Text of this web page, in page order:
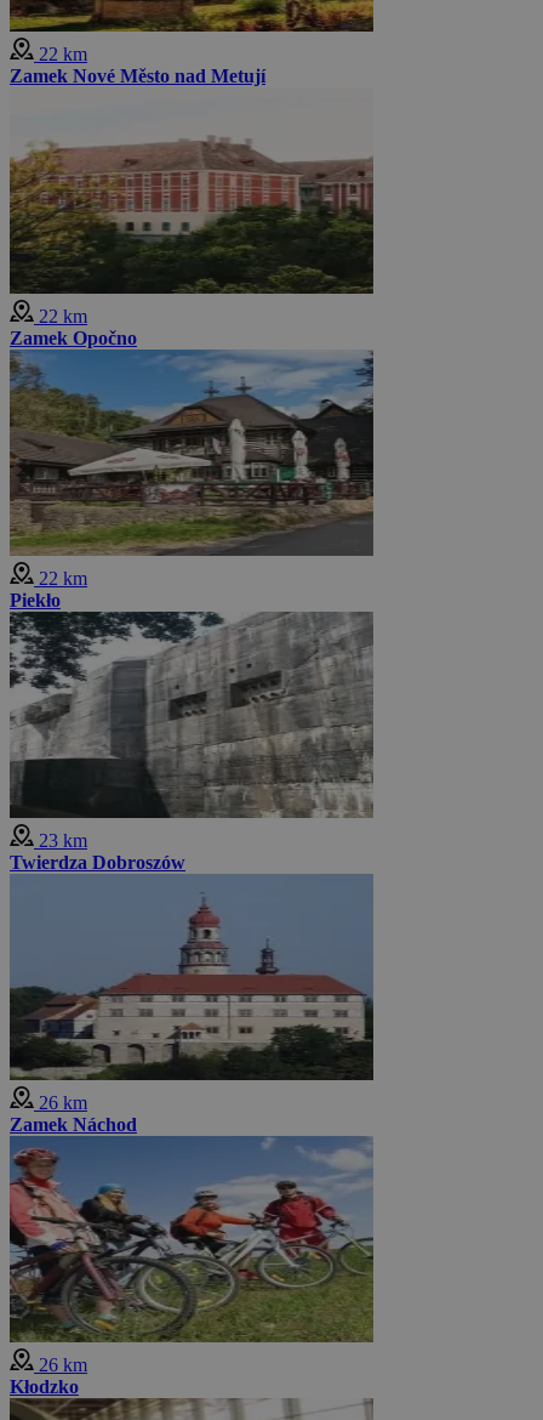
22 km
Zamek Nové Město nad Metují
22 km
Zamek Opočno
22 km
Piekło
23 km
Twierdza Dobroszów
26 km
Zamek Náchod
26 km
Kłodzko